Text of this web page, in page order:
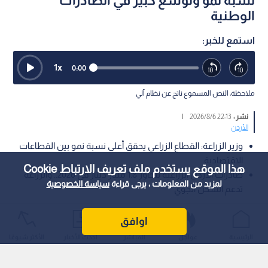
هذا الموقع يستخدم ملف تعريف الارتباط Cookie
لمزيد من المعلومات ، يرجى قراءةسياسة الخصوصية
اوافق
الوطنية
استمع للخبر:
0:00
1x
ملاحظة: النص المسموع ناتج عن نظام آلي
نشر :22:13 2026/8/6
الأردن
وزير الزراعة: القطاع الزراعي يحقق أعلى نسبة نمو بين القطاعات
صادرات الأردن الزراعية تتجاوز 1.8 مليار دينار في 2026.. والزراعة
تدعم الشحن الجوي
أكد وزير الزراعة الدكتور صائب خريسات أن المزارع الأردني يشكل
ركيزة أساسية من ركائز الأمن الغذائي، مشيرا إلى أن القطاع الزراعي
حقق رغم التحديات أعلى نسبة نمو مع نهاية عام 2025 وحتى الربع
عواجل المباشر أحدث الأخبار